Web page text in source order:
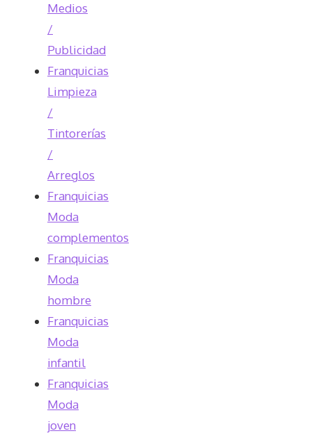
Medios
/
Publicidad
Franquicias
Limpieza
/
Tintorerías
/
Arreglos
Franquicias
Moda
complementos
Franquicias
Moda
hombre
Franquicias
Moda
infantil
Franquicias
Moda
joven